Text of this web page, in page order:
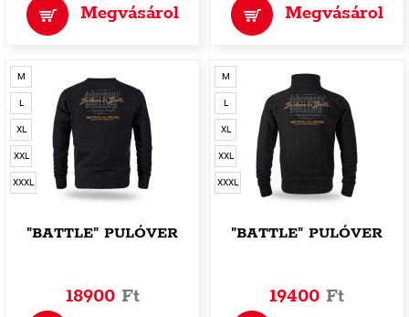
Megvásárol Megvásárol
M
L
XL
XXL
XXXL
"BATTLE" PULÓVER
18900 Ft
M
L
XL
XXL
XXXL
"BATTLE" PULÓVER
19400 Ft